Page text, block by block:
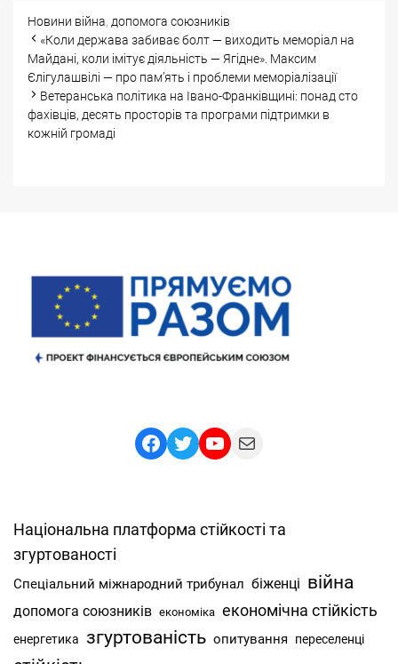
Categories
Новини Tags
війна, допомога союзників
Post
navigation
«Коли держава забиває болт — виходить меморіал на
Майдані, коли імітує діяльність — Ягідне». Максим
Єлігулашвілі — про памʼять і проблеми меморіалізації
Ветеранська політика на Івано-Франківщині: понад сто
фахівців, десять просторів та програми підтримки в
кожній громаді
Facebook
TwitterYouTube
Mail
Національна платформа стійкості та
згуртованості
Спеціальний міжнародний трибунал біженці війна
допомога союзників економіка економічна стійкість
енергетика згуртованість опитування переселенці